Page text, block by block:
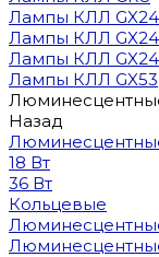
Лампы КЛЛ
Лампы КЛЛ
Лампы КЛЛ
Лампы КЛЛ GX53
Назад
18 Вт
36 Вт
Кольцевые